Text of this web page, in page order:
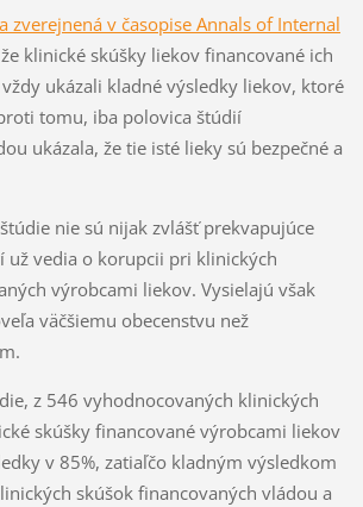
zverejnená v časopise Annals of Internal
klinické skúšky liekov financované ich
ukázali kladné výsledky liekov, ktoré
tomu, iba polovica štúdií
ukázala, že tie isté lieky sú bezpečné a
nie sú nijak zvlášť prekvapujúce
už vedia o korupcii pri klinických
výrobcami liekov. Vysielajú však
väčšiemu obecenstvu než
z 546 vyhodnocovaných klinických
skúšky financované výrobcami liekov
v 85%, zatiaľčo kladným výsledkom
skúšok financovaných vládou a